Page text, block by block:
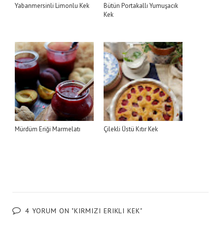
Yabanmersinli Limonlu Kek
Bütün Portakallı Yumuşacık
Kek
Mürdüm Eriği Marmelatı Çilekli Üstü Kıtır Kek
4 YORUM ON "KIRMIZI ERIKLI KEK"